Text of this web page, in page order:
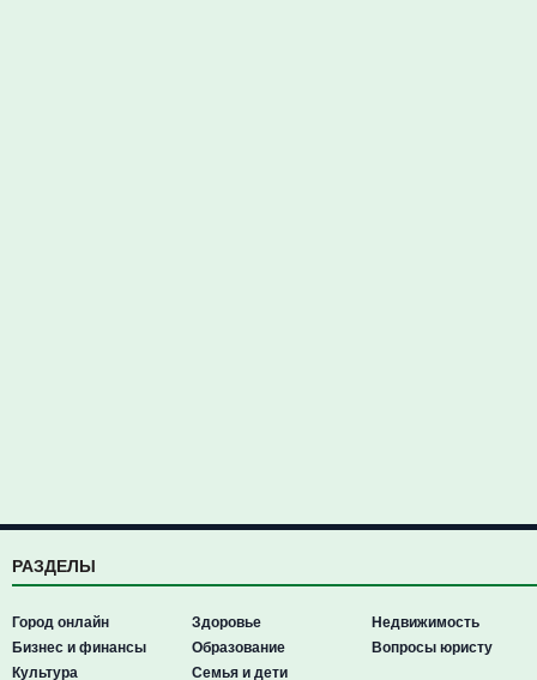
РАЗДЕЛЫ
Город онлайн
Бизнес и финансы
Культура
Здоровье
Образование
Семья и дети
Недвижимость
Вопросы юристу